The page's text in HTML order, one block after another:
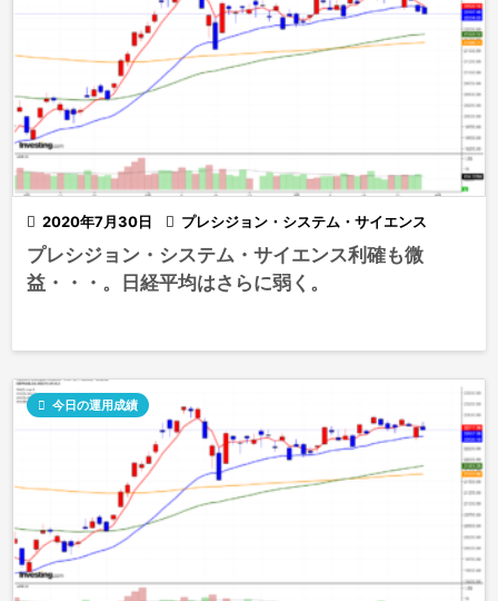
 2020年7月30日  プレシジョン・システム・サイエンス
プレシジョン・システム・サイエンス利確も微
益・・・。日経平均はさらに弱く。
 今日の運用成績